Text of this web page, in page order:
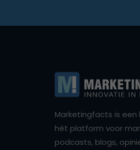
Marketingfacts is een
hét platform voor
podcasts, blogs,